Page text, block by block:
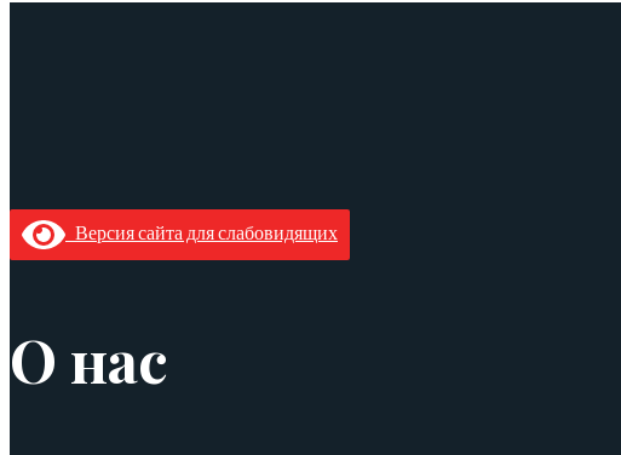
Версия сайта для слабовидящих
О нас